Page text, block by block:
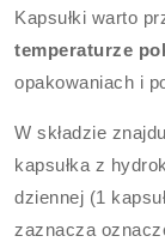
Kapsułki warto
temperaturze
opakowaniach i
W składzie
kapsułka z
dziennej (1
zaznacza